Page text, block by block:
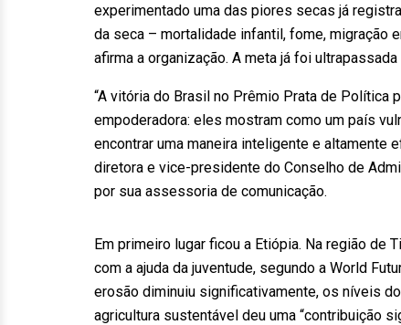
experimentado uma das piores secas já
da seca – mortalidade infantil, fome, migração
afirma a organização. A meta já foi
“A vitória do Brasil no Prêmio Prata de Política
empoderadora: eles mostram como um país
encontrar uma maneira inteligente e altamente
diretora e vice-presidente do Conselho de
por sua assessoria de comunicação.
Em primeiro lugar ficou a Etiópia. Na região de
com a ajuda da juventude, segundo a World
erosão diminuiu significativamente, os níveis
agricultura sustentável deu uma “contribuição